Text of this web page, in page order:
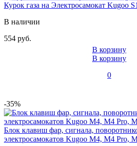
Курок газа на Электросамокат Kugoo S1
В наличии
554 руб.
В корзину
В корзину
0
-35%
Блок клавиш фар, сигнала,
электросамокатов Kugoo M4, M4 Pro,